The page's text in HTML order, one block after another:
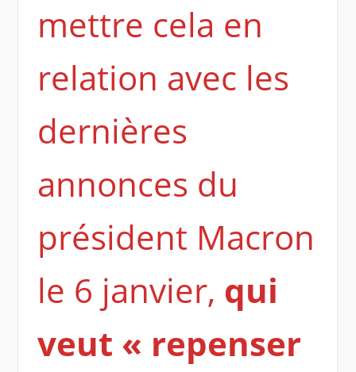
mettre cela en
relation avec les
dernières
annonces du
président Macron
le 6 janvier, qui
veut « repenser